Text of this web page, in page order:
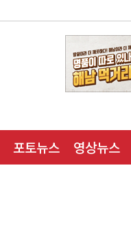
포토뉴스 영상뉴스